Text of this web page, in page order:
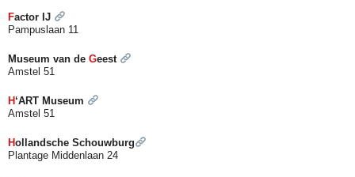
Factor IJ
Pampuslaan 11
Museum van de Geest
Amstel 51
H‘ART Museum
Amstel 51
Hollandsche Schouwburg
Plantage Middenlaan 24